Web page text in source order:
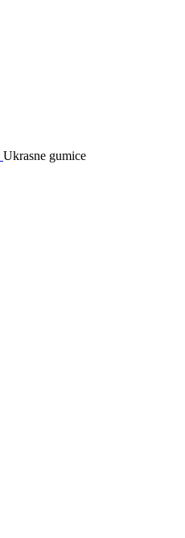
Ukrasne gumice